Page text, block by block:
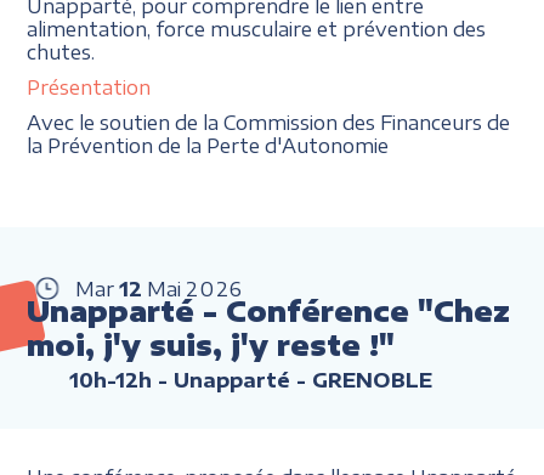
Unapparté, pour comprendre le lien entre
alimentation, force musculaire et prévention des
chutes.
Présentation
Avec le soutien de la Commission des Financeurs de
la Prévention de la Perte d'Autonomie
Mar 12 Mai 2026
Unapparté - Conférence "Chez
moi, j'y suis, j'y reste !"
10h-12h - Unapparté - GRENOBLE